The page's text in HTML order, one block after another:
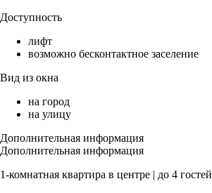
Доступность
лифт
возможно бесконтактное заселение
Вид из окна
на город
на улицу
Дополнительная информация
Дополнительная информация
1-комнатная квартира в центре | до 4 гостей